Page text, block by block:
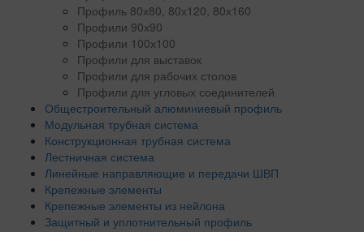
Профиль 80х80, 80х120, 80х160
Профили 90х90
Профили 100х100
Профили для выставок
Профили для рабочих столов
Профили для угловых соединителей
Общестроительный алюминиевый профиль
Модульная трубная система
Конструкционная трубная система
Лестничная система
Линейные направляющие и передачи ШВП
Крепежные элементы
Крепежные элементы из нейлона
Защитный и уплотнительный профиль